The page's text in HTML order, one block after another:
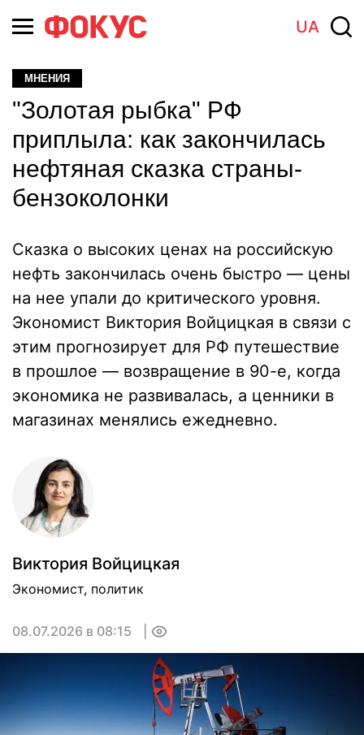
UA
МНЕНИЯ
"Золотая рыбка" РФ
приплыла: как закончилась
нефтяная сказка страны-
бензоколонки
Сказка о высоких ценах на российскую
нефть закончилась очень быстро — цены
на нее упали до критического уровня.
Экономист Виктория Войцицкая в связи с
этим прогнозирует для РФ путешествие
в прошлое — возвращение в 90-е, когда
экономика не развивалась, а ценники в
магазинах менялись ежедневно.
Виктория Войцицкая
Экономист, политик
08.07.2026 в 08:15